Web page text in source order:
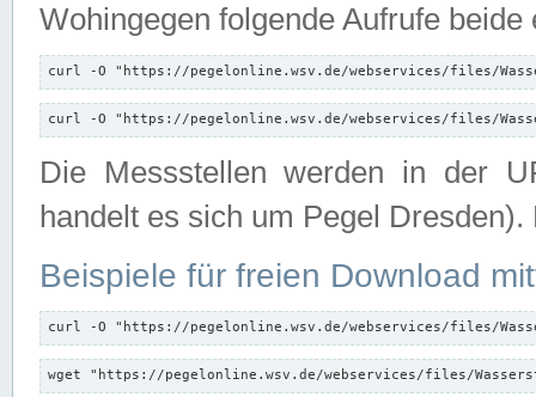
Wohingegen folgende Aufrufe beide
curl -O "https://pegelonline.wsv.de/webservices/files/
curl -O "https://pegelonline.wsv.de/webservices/files/
Die Messstellen werden in der
handelt es sich um Pegel
Beispiele für freien Download
curl -O "https://pegelonline.wsv.de/webservices/files/
wget "https://pegelonline.wsv.de/webservices/files/